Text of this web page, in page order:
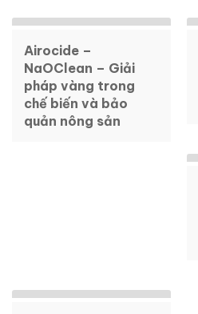
Airocide –
NaOClean – Giải
pháp vàng trong
chế biến và bảo
quản nông sản